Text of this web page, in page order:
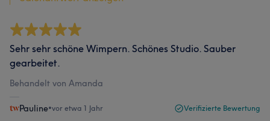
Sehr sehr schöne Wimpern. Schönes Studio. Sauber
gearbeitet.
Behandelt von Amanda
Pauline•vor etwa 1 Jahr Verifizierte Bewertung